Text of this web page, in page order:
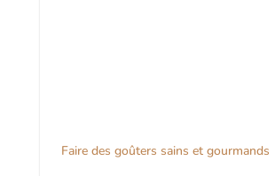
Faire des goûters sains et gourmands